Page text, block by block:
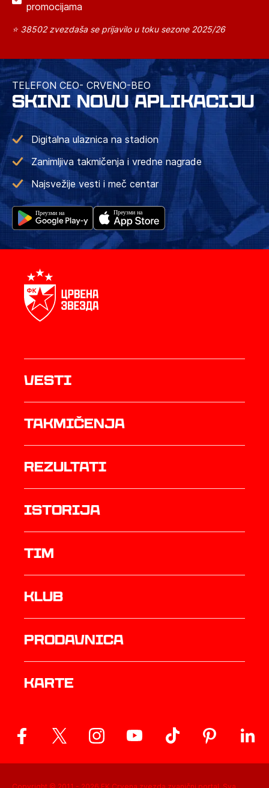
promocijama
⭐ 38502 zvezdaša se prijavilo u toku sezone 2025/26
TELEFON CEO- CRVENO-BEO
SKINI NOVU APLIKACIJU
Digitalna ulaznica na stadion
Zanimljiva takmičenja i vredne nagrade
Najsvežije vesti i meč centar
Vesti
Takmičenja
rezultati
istorija
TIM
Klub
prodavnica
Karte